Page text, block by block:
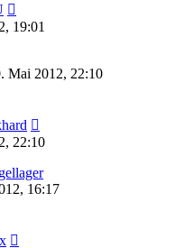
19:01
Mai 2012, 22:10
22:10
16:17